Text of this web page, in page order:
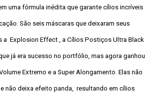
uma fórmula inédita que garante cílios incríveis
São seis máscaras que deixaram seus
a Explosion Effect , a Cílios Postiços Ultra Black
já era sucesso no portfólio, mas agora ganhou
Extremo e a Super Alongamento. Elas não
e não deixa efeito panda, resultando em cílios